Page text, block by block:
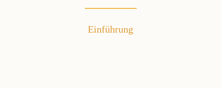
Einführung